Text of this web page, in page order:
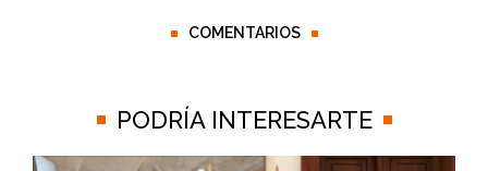
COMENTARIOS
PODRÍA INTERESARTE